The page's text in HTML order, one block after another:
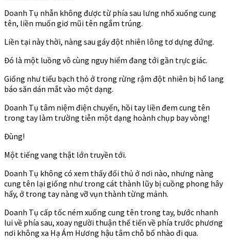
Doanh Tụ nhẫn không được từ phía sau lưng nhổ xuống cung
tên, liền muốn giơ mũi tên ngắm trúng.
Liền tại này thời, nàng sau gáy đột nhiên lông tơ dựng đứng.
Đó là một luồng vô cùng nguy hiểm đang tới gần trực giác.
Giống như tiểu bạch thỏ ở trong rừng rậm đột nhiên bị hổ lang
báo săn dán mắt vào một dạng.
Doanh Tụ tâm niệm điện chuyển, hồi tay liền đem cung tên
trong tay làm trường tiễn một dạng hoành chụp bay vòng!
Đùng!
Một tiếng vang thật lớn truyền tới.
Doanh Tụ không có xem thấy đối thủ ở nơi nào, nhưng nàng
cung tên lại giống như trong cát thành lũy bị cuồng phong hây
hẩy, ở trong tay nàng vỡ vụn thành từng mảnh.
Doanh Tụ cấp tốc ném xuống cung tên trong tay, bước nhanh
lui về phía sau, xoay người thuận thế tiến về phía trước phương
nơi không xa Hạ Ám Hương hậu tâm chỗ bổ nhào đi qua.